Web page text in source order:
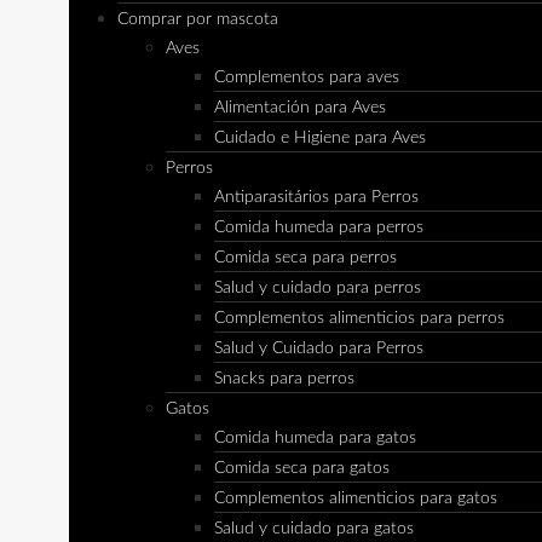
Comprar por mascota
Aves
Complementos para aves
Alimentación para Aves
Cuidado e Higiene para Aves
Perros
Antiparasitários para Perros
Comida humeda para perros
Comida seca para perros
Salud y cuidado para perros
Complementos alimenticios para perros
Salud y Cuidado para Perros
Snacks para perros
Gatos
Comida humeda para gatos
Comida seca para gatos
Complementos alimenticios para gatos
Salud y cuidado para gatos